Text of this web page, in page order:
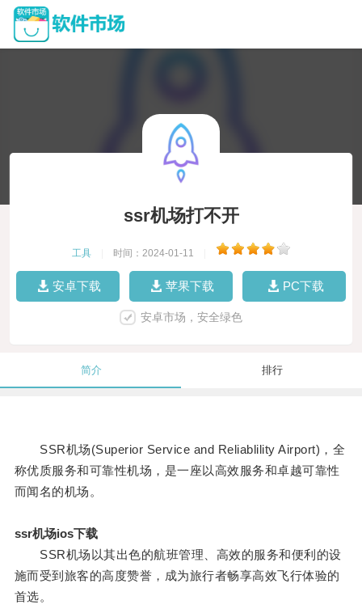
ssr机场打不开
工具 时间：2024-01-11
安卓下载 苹果下载 PC下载
安卓市场，安全绿色
简介 排行
SSR机场(Superior Service and Reliablility Airport)，全
称优质服务和可靠性机场，是一座以高效服务和卓越可靠性
而闻名的机场。
ssr机场ios下载
SSR机场以其出色的航班管理、高效的服务和便利的设
施而受到旅客的高度赞誉，成为旅行者畅享高效飞行体验的
首选。